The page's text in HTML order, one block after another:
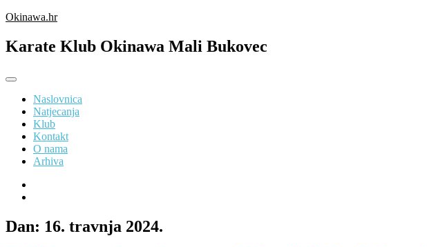
Preskoči
sadržaj
Okinawa.hr
Karate Klub Okinawa Mali Bukovec
Naslovnica
Natjecanja
Klub
Kontakt
O nama
Arhiva
Dan: 16. travnja 2024.